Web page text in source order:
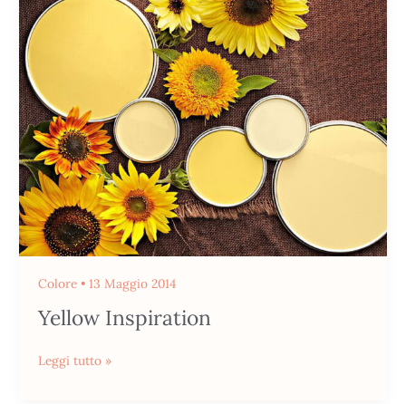
Colore• 13 Maggio 2014
Yellow Inspiration
Inspiration
Leggi tutto »